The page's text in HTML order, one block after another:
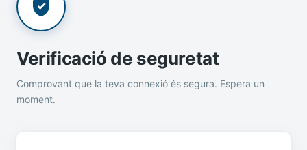
Verificació de seguretat
Comprovant que la teva connexió és segura. Espera un
moment.